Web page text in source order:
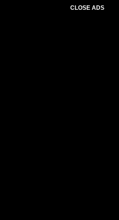
CLOSE ADS